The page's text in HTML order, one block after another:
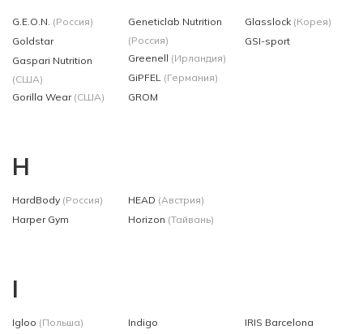
G.E.O.N. (Россия)
Goldstar
Gaspari Nutrition
(США)
Gorilla Wear (США)
Geneticlab Nutrition
(Россия)
Greenell (Ирландия)
GiPFEL (Германия)
GROM
Glasslock (Корея)
GSI-sport
H
HardBody (Россия)
Harper Gym
HEAD (Австрия)
Horizon (Тайвань)
I
Igloo (Польша)
Indigo
IRIS Barcelona